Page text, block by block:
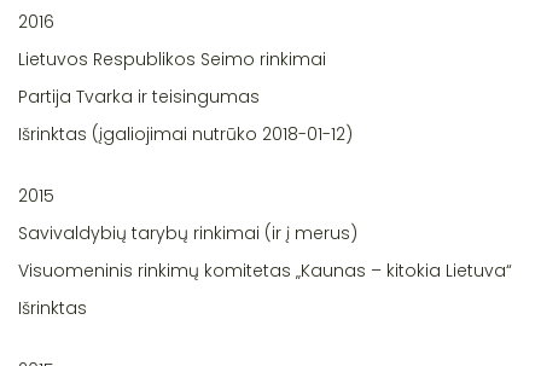
2016
Lietuvos Respublikos Seimo rinkimai
Partija Tvarka ir teisingumas
Išrinktas (įgaliojimai nutrūko 2018-01-12)
2015
Savivaldybių tarybų rinkimai (ir į merus)
Visuomeninis rinkimų komitetas „Kaunas – kitokia Lietuva“
Išrinktas